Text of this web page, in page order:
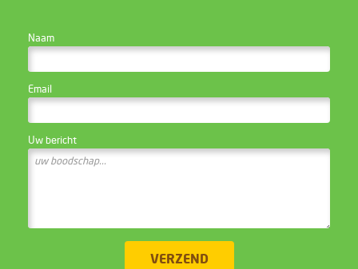
Naam
Email
Uw bericht
VERZEND